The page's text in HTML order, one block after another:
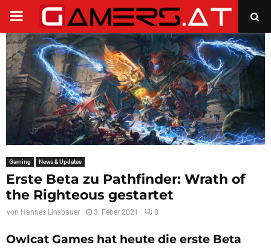
PRIMARY
MENU
Gaming News & Updates
Erste Beta zu Pathfinder: Wrath of
the Righteous gestartet
von Hannes Linsbauer 3. Feber 2021 0
Owlcat Games hat heute die erste Beta